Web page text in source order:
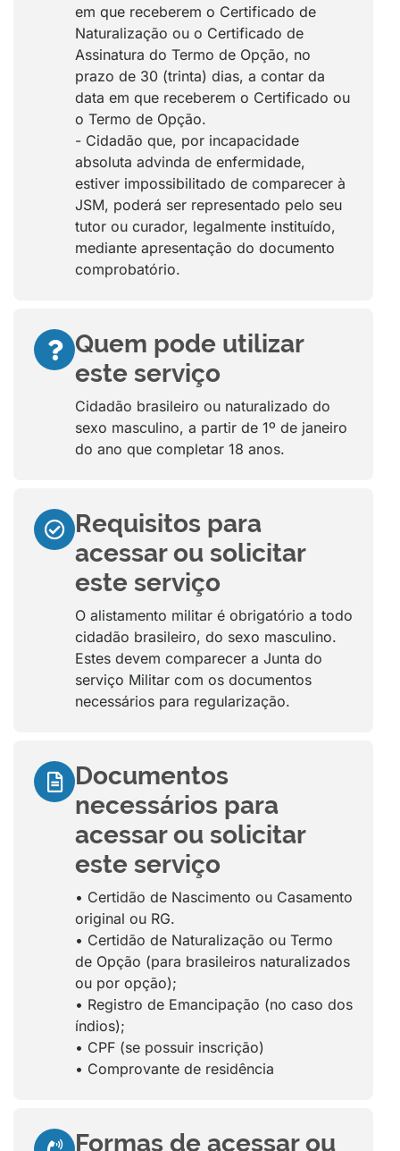
em que receberem o Certificado de
Naturalização ou o Certificado de
Assinatura do Termo de Opção, no
prazo de 30 (trinta) dias, a contar da
data em que receberem o Certificado ou
o Termo de Opção.
- Cidadão que, por incapacidade
absoluta advinda de enfermidade,
estiver impossibilitado de comparecer à
JSM, poderá ser representado pelo seu
tutor ou curador, legalmente instituído,
mediante apresentação do documento
comprobatório.
Quem pode utilizar
este serviço
Cidadão brasileiro ou naturalizado do
sexo masculino, a partir de 1º de janeiro
do ano que completar 18 anos.
Requisitos para
acessar ou solicitar
este serviço
O alistamento militar é obrigatório a todo
cidadão brasileiro, do sexo masculino.
Estes devem comparecer a Junta do
serviço Militar com os documentos
necessários para regularização.
Documentos
necessários para
acessar ou solicitar
este serviço
• Certidão de Nascimento ou Casamento
original ou RG.
• Certidão de Naturalização ou Termo
de Opção (para brasileiros naturalizados
ou por opção);
• Registro de Emancipação (no caso dos
índios);
• CPF (se possuir inscrição)
• Comprovante de residência
Formas de acessar ou